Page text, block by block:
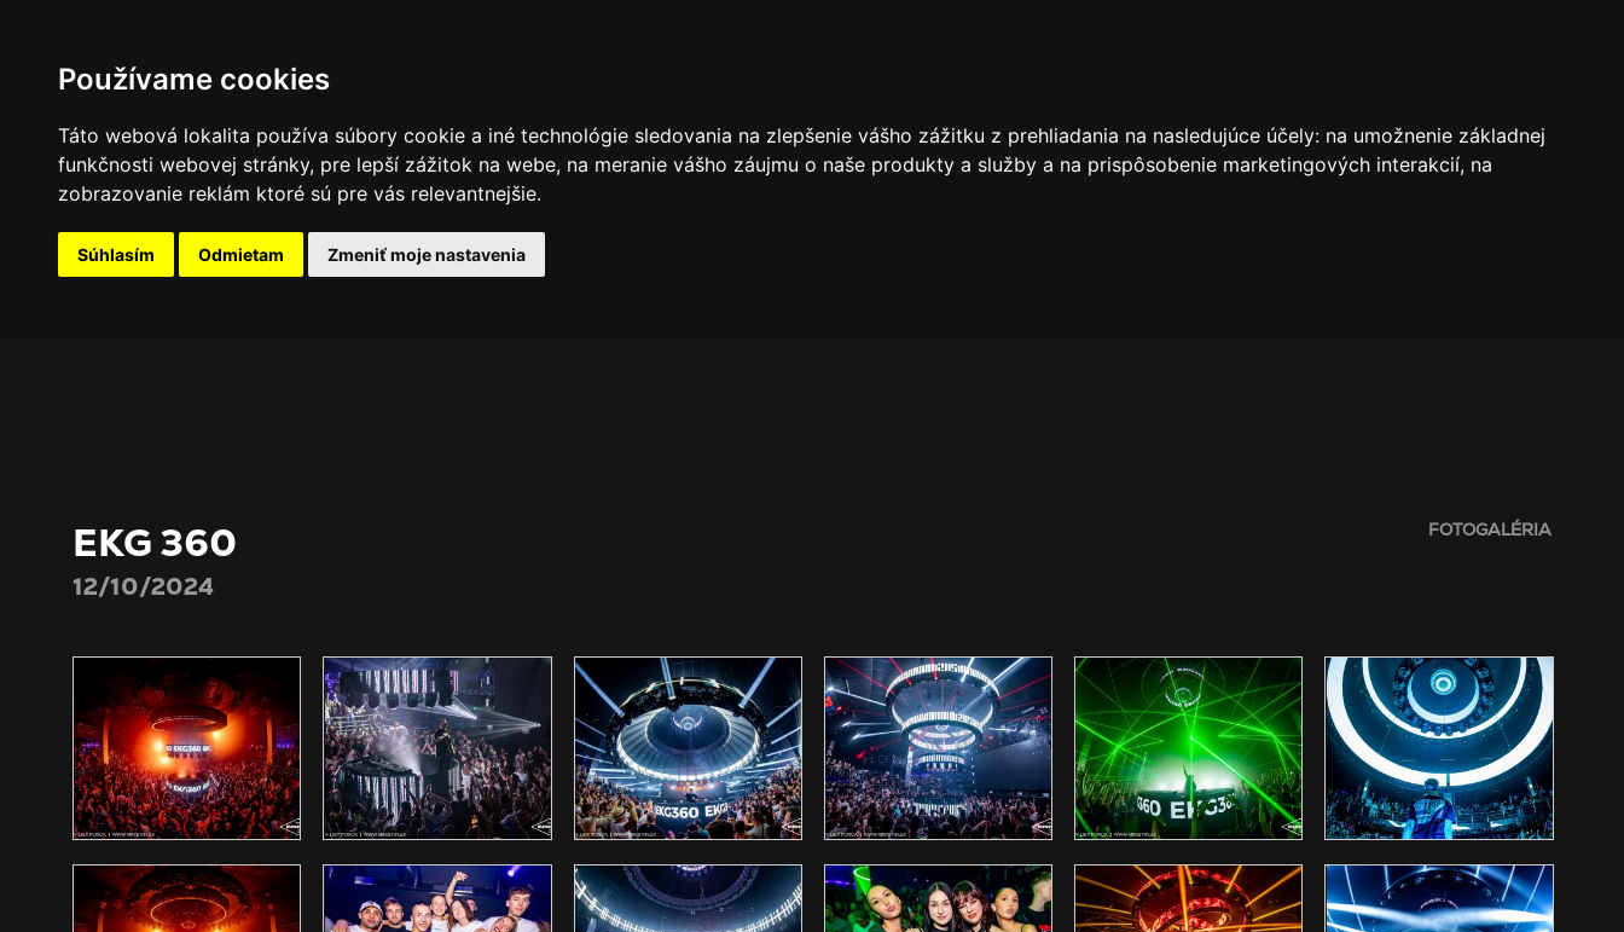
Používame cookies
Táto webová lokalita používa súbory cookie a iné technológie sledovania na zlepšenie vášho zážitku z prehliadania na nasledujúce účely: na umožnenie základnej
funkčnosti webovej stránky, pre lepší zážitok na webe, na meranie vášho záujmu o naše produkty a služby a na prispôsobenie marketingových interakcií, na
zobrazovanie reklám ktoré sú pre vás relevantnejšie.
Súhlasím Odmietam Zmeniť moje nastavenia
EKG 360
12/10/2024
FOTOGALÉRIA